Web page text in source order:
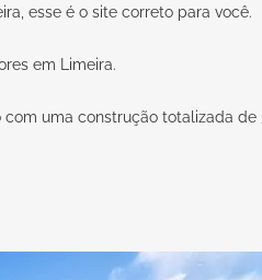
esse é o site correto para você.
em Limeira.
uma construção totalizada